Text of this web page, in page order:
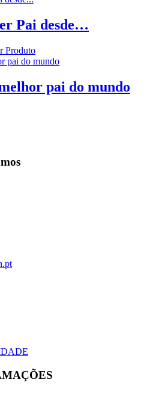
chosen
on
product
page
Pai desde…
ProdutoThis
product
multiple
variants.
pai do mundo